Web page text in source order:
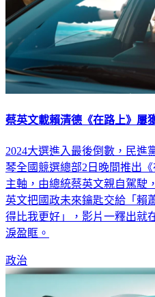
蔡英文載賴清德《在路上》
2024大選進入最後倒數，民進
琴全國競選總部2日晚間推出
主軸，由總統蔡英文親自駕駛
英文把國政未來鑰匙交給「賴
得比我更好」，影片一釋出就
淚盈眶。
政治